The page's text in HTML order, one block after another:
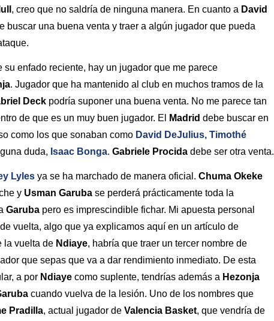
, creo que no saldría de ninguna manera. En cuanto a David
buscar una buena venta y traer a algún jugador que pueda
su enfado reciente, hay un jugador que me parece
. Jugador que ha mantenido al club en muchos tramos de la
Deck podría suponer una buena venta. No me parece tan
de que es un muy buen jugador. El
Madrid debe buscar en
como los que sonaban como David DeJulius, Timothé
duda, Isaac Bonga. Gabriele Procida debe ser otra venta.
Lyles ya se ha marchado de manera oficial. Chuma Okeke
y Usman Garuba se perderá prácticamente toda la
Garuba pero es imprescindible fichar. Mi apuesta personal
de vuelta, algo que ya explicamos aquí en un artículo de
la vuelta de Ndiaye, habría que traer un tercer nombre de
que sepas que va a dar rendimiento inmediato. De esta
a por Ndiaye como suplente, tendrías además a Hezonja
cuando vuelva de la lesión. Uno de los nombres que
Pradilla, actual jugador de Valencia Basket, que vendría de